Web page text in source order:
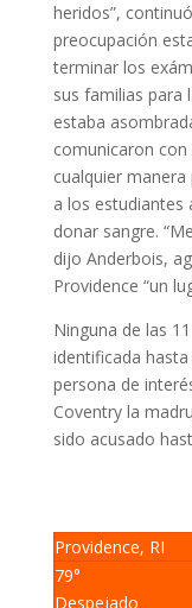
heridos”,
preocupación
terminar los
sus familias para
estaba
comunicaron
cualquier
a los estudiantes
donar sangre.
dijo Anderbois,
Providence “un
Ninguna de las
identificada
persona de
Coventry la
sido acusado
Providence, RI
79°
Despejado